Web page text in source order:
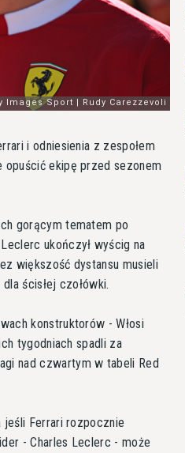
i odniesienia z zespołem
ekipę przed sezonem
gorącym tematem po
ukończył wyścig na
większość dystansu musieli
ścisłej czołówki.
konstruktorów - Włosi
tygodniach spadli za
nad czwartym w tabeli Red
Ferrari rozpocznie
- Charles Leclerc - może